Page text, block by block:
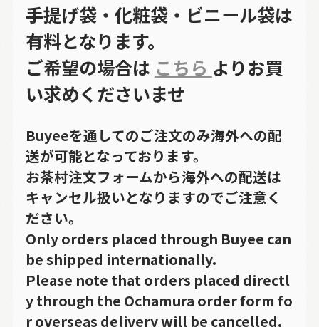
手提げ袋・化粧袋・ビニール袋は
有料となります。
ご希望の場合は こちら よりお買
い求めくださいませ
Buyeeを通してのご注文のみ海外への配
送が可能となっております。
お茶村注文フォームから海外への配送は
キャンセル扱いとなりますのでご注意く
ださい。
Only orders placed through Buyee can
be shipped internationally.
Please note that orders placed directl
y through the Ochamura order form fo
r overseas delivery will be cancelled.